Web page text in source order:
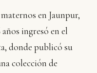
en Jaunpur,
ingresó en el
donde publicó su
colección de